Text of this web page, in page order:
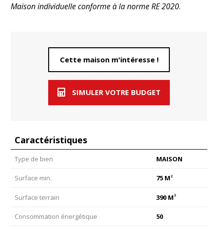
Maison individuelle conforme à la norme RE 2020.
Cette maison m'intéresse !
SIMULER VOTRE BUDGET
Caractéristiques
Type de bien MAISON
Surface min. 75 M 2
Surface terrain 390 M 2
Consommation énergétique 50